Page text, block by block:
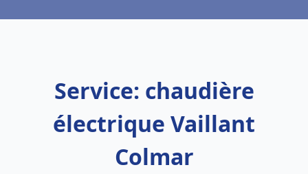
Service: chaudière
électrique Vaillant
Colmar